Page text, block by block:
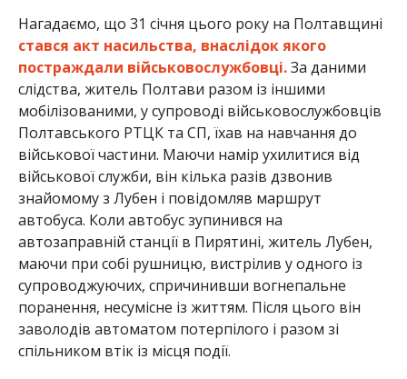
Нагадаємо, що 31 січня цього року на Полтавщині
стався акт насильства, внаслідок якого
постраждали військовослужбовці.За даними
слідства, житель Полтави разом із іншими
мобілізованими, у супроводі військовослужбовців
Полтавського РТЦК та СП, їхав на навчання до
військової частини. Маючи намір ухилитися від
військової служби, він кілька разів дзвонив
знайомому з Лубен і повідомляв маршрут
автобуса. Коли автобус зупинився на
автозаправній станції в Пирятині, житель Лубен,
маючи при собі рушницю, вистрілив у одного із
супроводжуючих, спричинивши вогнепальне
поранення, несумісне із життям. Після цього він
заволодів автоматом потерпілого і разом зі
спільником втік із місця події.